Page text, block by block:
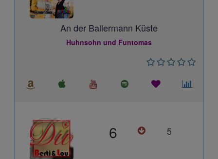
An der Ballermann Küste
Huhnsohn und Funtomas
6 5